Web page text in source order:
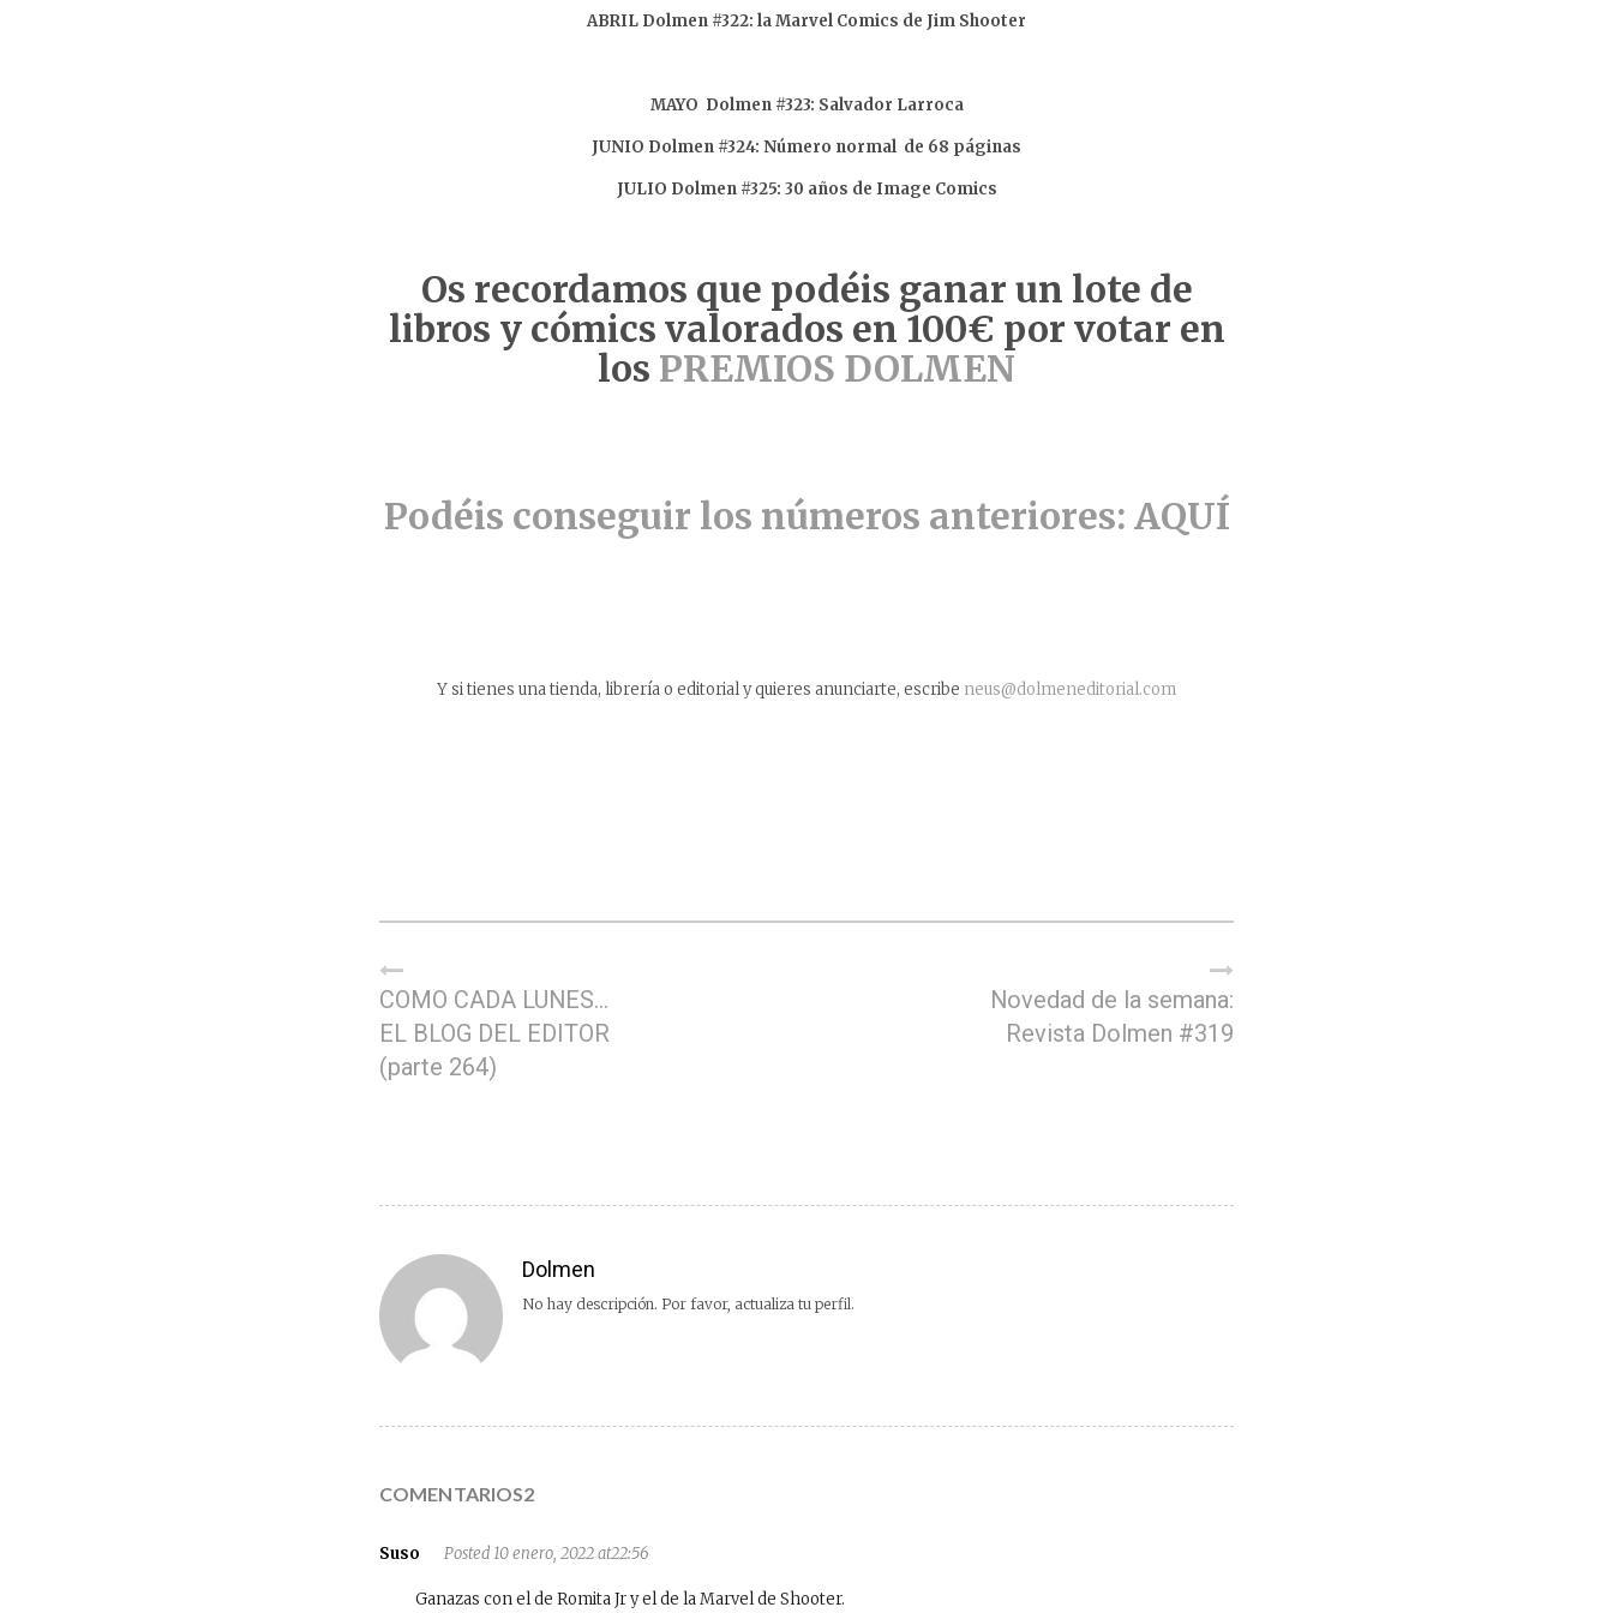
ABRIL Dolmen #322: la Marvel Comics de Jim Shooter
MAYO Dolmen #323: Salvador Larroca
JUNIO Dolmen #324: Número normal de 68 páginas
JULIO Dolmen #325: 30 años de Image Comics
Os recordamos que podéis ganar un lote de
libros y cómics valorados en 100€ por votar en
los PREMIOS DOLMEN
Podéis conseguir los números anteriores: AQUÍ
Y si tienes una tienda, librería o editorial y quieres anunciarte, escribe neus@dolmeneditorial.com
COMO CADA LUNES…
EL BLOG DEL EDITOR
(parte 264)
Novedad de la semana:
Revista Dolmen #319
Dolmen
No hay descripción. Por favor, actualiza tu perfil.
COMENTARIOS2
Suso Posted 10 enero, 2022 at22:56
Ganazas con el de Romita Jr y el de la Marvel de Shooter.